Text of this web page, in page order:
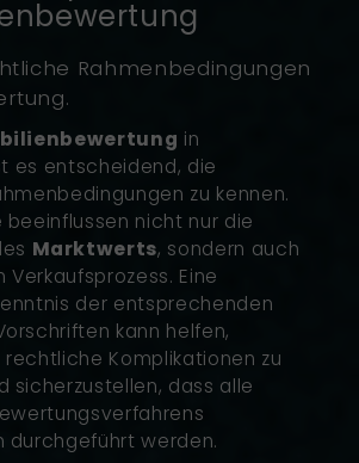
Rahmenbedingungen
in
es entscheidend, die
zu kennen.
beeinflussen nicht nur die
Marktwerts, sondern auch
Eine
der entsprechenden
kann helfen,
rechtliche Komplikationen zu
sicherzustellen, dass alle
durchgeführt werden.